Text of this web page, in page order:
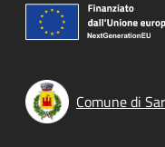
Comune di